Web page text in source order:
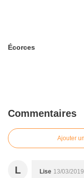
Écorces
Commentaires
Ajouter
L Lise 13/03/